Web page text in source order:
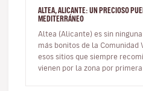
ALTEA, ALICANTE: UN PRECIOSO
MEDITERRÁNEO
Altea (Alicante) es sin
más bonitos de la Comunidad
esos sitios que siempre
vienen por la zona por primera